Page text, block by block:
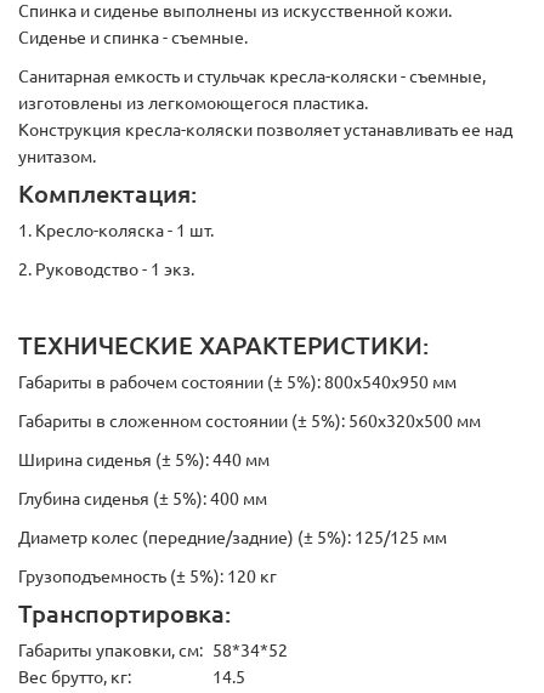
Спинка и сиденье выполнены из искусственной кожи.
Сиденье и спинка - съемные.
Санитарная емкость и стульчак кресла-коляски - съемные,
изготовлены из легкомоющегося пластика.
Конструкция кресла-коляски позволяет устанавливать ее над
унитазом.
Комплектация:
1. Кресло-коляска - 1 шт.
2. Руководство - 1 экз.
ТЕХНИЧЕСКИЕ ХАРАКТЕРИСТИКИ:
Габариты в рабочем состоянии (± 5%): 800х540х950 мм
Габариты в сложенном состоянии (± 5%): 560х320х500 мм
Ширина сиденья (± 5%): 440 мм
Глубина сиденья (± 5%): 400 мм
Диаметр колес (передние/задние) (± 5%): 125/125 мм
Грузоподъемность (± 5%): 120 кг
Транспортировка:
Габариты упаковки, см: 58*34*52
Вес брутто, кг:
14.5